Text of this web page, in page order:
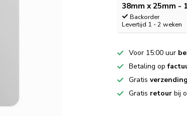
38mm x 25mm -
Backorder
Levertijd 1 - 2 weken
Voor 15:00 uur
Betaling op
Gratisverzending
Gratis retour bij